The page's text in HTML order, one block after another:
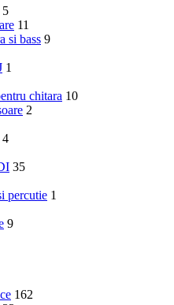
5
11
si bass 9
1
chitara 10
2
4
35
percutie 1
9
162